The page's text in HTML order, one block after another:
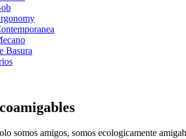
Basura
somos amigos, somos ecologicamente